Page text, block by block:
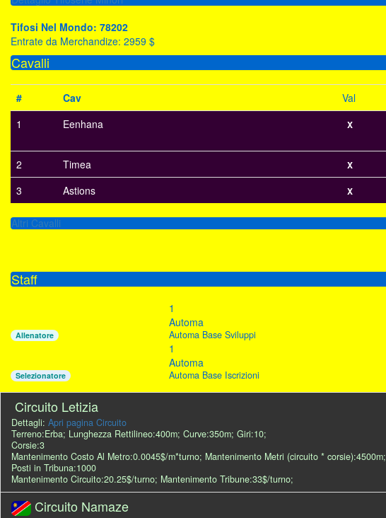
Tifosi Nel Mondo: 78202
Entrate da Merchandize: 2959 $
Cavalli
# Cav Val
1
Eenhana X
2 Timea X
3
Astions X
Altri Cavalli
Staff
1
Automa
Allenatore Automa Base Sviluppi
1
Automa
Selezionatore Automa Base Iscrizioni
Circuito Letizia
Dettagli: Apri pagina Circuito
Terreno:Erba; Lunghezza Rettilineo:400m; Curve:350m; Giri:10;
Corsie:3
Mantenimento Costo Al Metro:0.0045$/m*turno; Mantenimento Metri (circuito * corsie):4500m;
Posti in Tribuna:1000
Mantenimento Circuito:20.25$/turno; Mantenimento Tribune:33$/turno;
Circuito Namaze